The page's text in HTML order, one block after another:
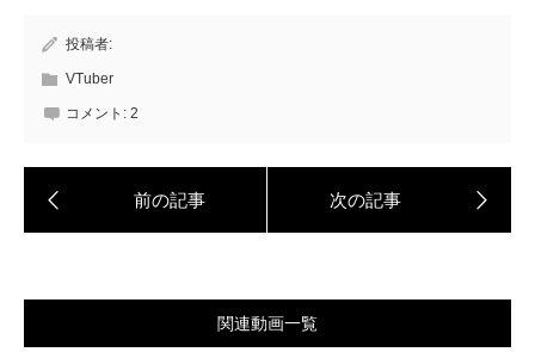
投稿者:
VTuber
コメント: 2
関連動画一覧